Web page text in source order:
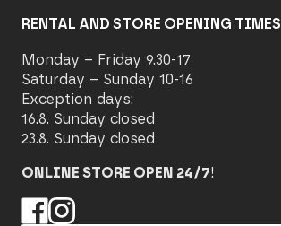
RENTAL AND STORE OPENING TIMES
Monday – Friday 9.30-17
Saturday – Sunday 10-16
Exception days:
16.8. Sunday closed
23.8. Sunday closed
ONLINE STORE OPEN 24/7!